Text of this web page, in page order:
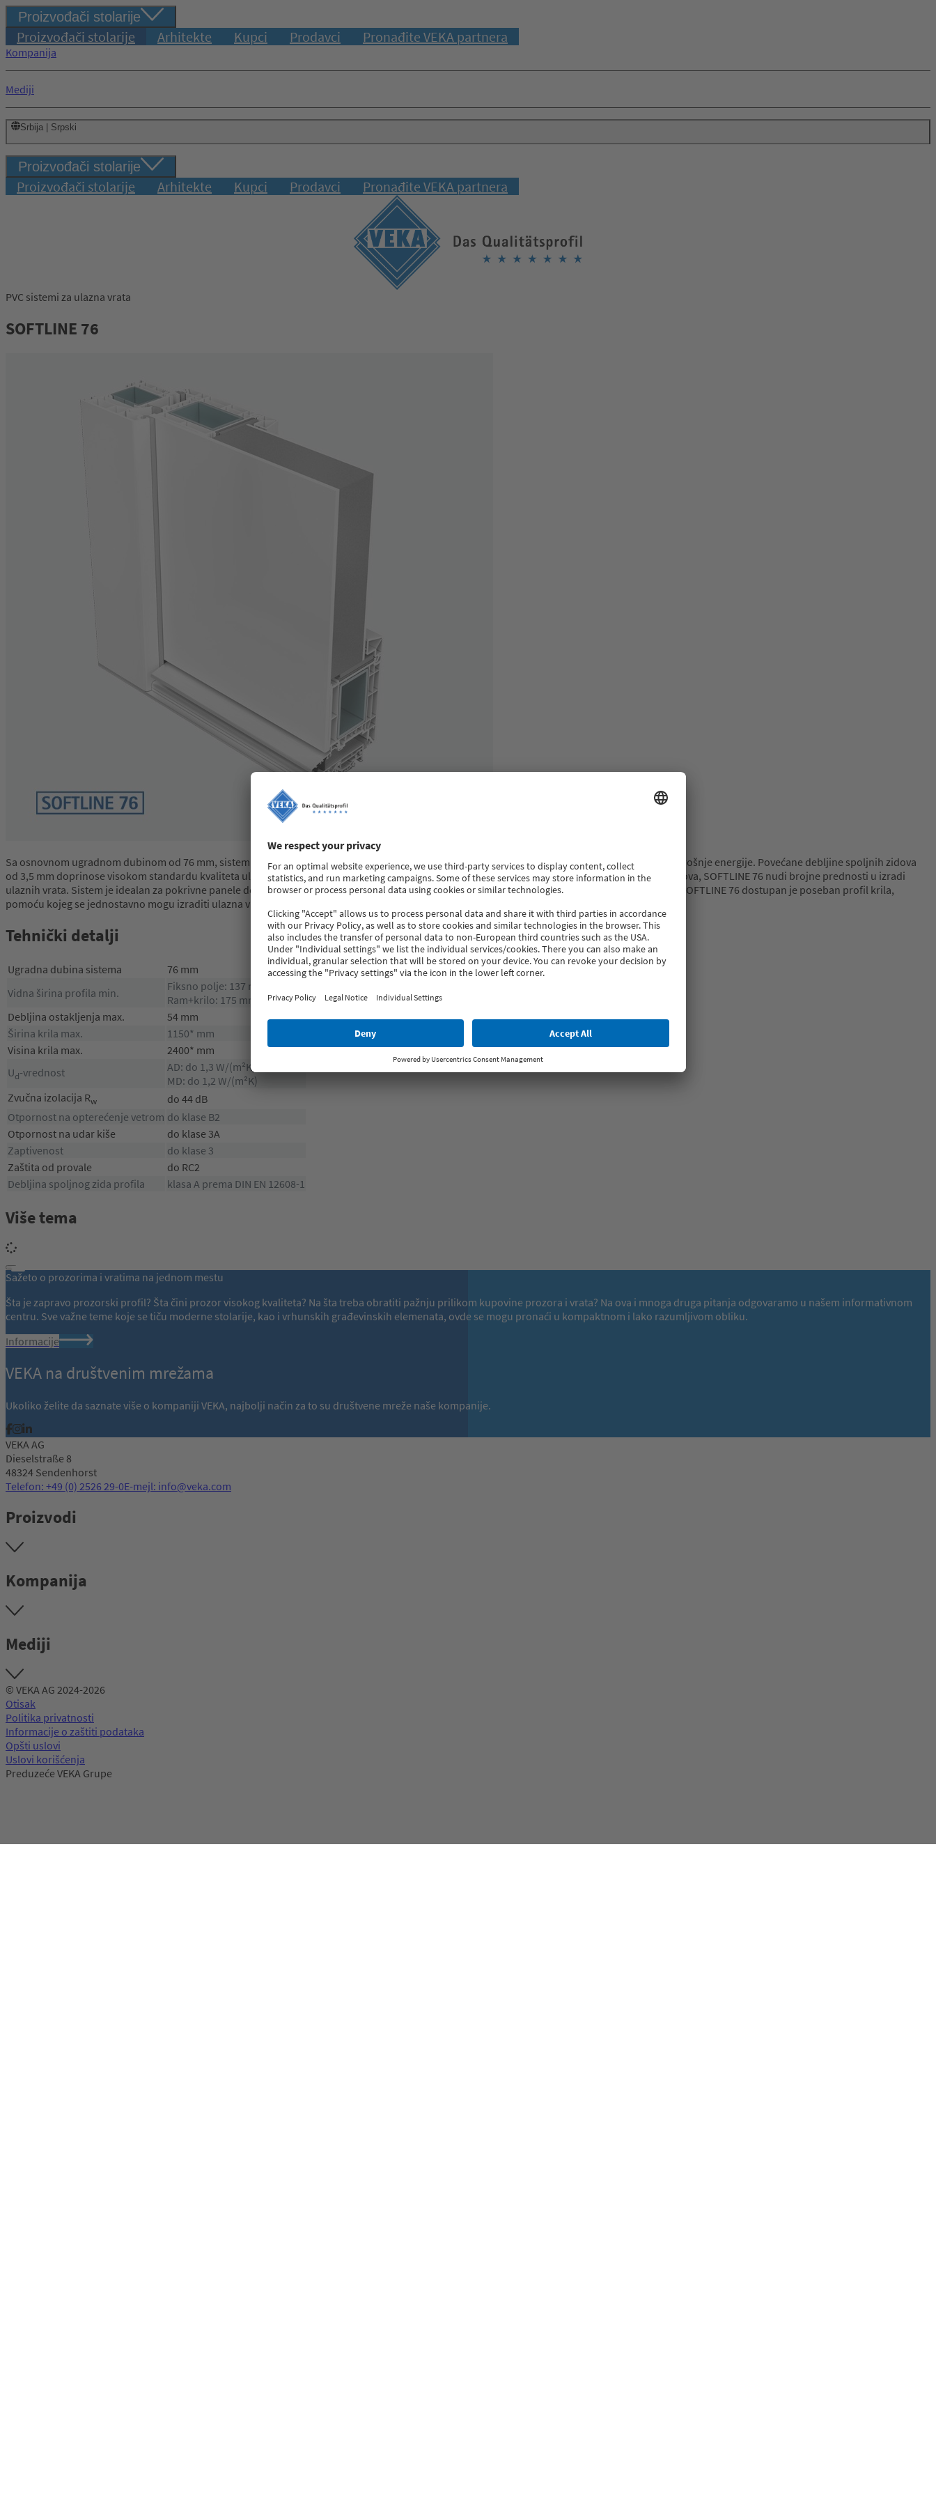
Proizvođači stolarije
Proizvođači stolarije Arhitekte Kupci Prodavci Pronađite VEKA partnera
Kompanija
Mediji
Srbija | Srpski
Proizvođači stolarije
Proizvođači stolarije Arhitekte Kupci Prodavci Pronađite VEKA partnera
Prijava
PVC sistemi za ulazna vrata
SOFTLINE 76
Sa osnovnom ugradnom dubinom od 76 mm, sistem SOFTLINE 76 za PVC ulazna vrata pruža savršen balans između uštede energije i troškova potrošnje energije. Povećane debljine spoljnih zidova
od 3,5 mm doprinose visokom standardu kvaliteta ulaznih vrata i garantuju savršen kvalitet i funkcionalnost. Zbog smanjenog broja sastavnih delova, SOFTLINE 76 nudi brojne prednosti u izradi
ulaznih vrata. Sistem je idealan za pokrivne panele debljine od 3 do 4 mm, kao i za varijantu dizajna sa aluminijumskim oblogama. Pored toga, za SOFTLINE 76 dostupan je poseban profil krila,
pomoću kojeg se jednostavno mogu izraditi ulazna vrata sa ispunama koje prekrivaju krilo.
Tehnički detalji
Ugradna dubina sistema
76 mm
Vidna širina profila min.
Fiksno polje: 137 mm
Ram+krilo: 175 mm
Debljina ostakljenja max.
54 mm
Širina krila max.
1150* mm
Visina krila max.
2400* mm
Ud-vrednost
AD: do 1,3 W/(m²K)
MD: do 1,2 W/(m²K)
Zvučna izolacija Rw
do 44 dB
Otpornost na opterećenje vetrom do klase B2
Otpornost na udar kiše
do klase 3A
Zaptivenost
do klase 3
Zaštita od provale
do RC2
Debljina spoljnog zida profila
klasa A prema DIN EN 12608-1
Više tema
Sažeto o prozorima i vratima na jednom mestu
Šta je zapravo prozorski profil? Šta čini prozor visokog kvaliteta? Na šta treba obratiti pažnju prilikom kupovine prozora i vrata? Na ova i mnoga druga pitanja odgovaramo u našem informativnom
centru. Sve važne teme koje se tiču moderne stolarije, kao i vrhunskih građevinskih elemenata, ovde se mogu pronaći u kompaktnom i lako razumljivom obliku.
Informacije
VEKA na društvenim mrežama
Ukoliko želite da saznate više o kompaniji VEKA, najbolji način za to su društvene mreže naše kompanije.
VEKA AG
Dieselstraße 8
48324 Sendenhorst
Telefon: +49 (0) 2526 29-0E-mejl: info@veka.com
Proizvodi
Kompanija
Mediji
© VEKA AG 2024-2026
Otisak
Politika privatnosti
Informacije o zaštiti podataka
Opšti uslovi
Uslovi korišćenja
Preduzeće VEKA Grupe